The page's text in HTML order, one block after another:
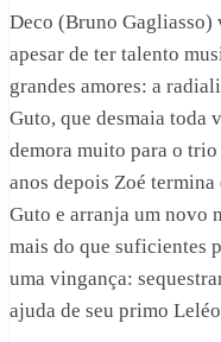
Deco (Bruno Gagliasso)
apesar de ter talento
grandes amores: a
Guto, que desmaia toda
demora muito para o
anos depois Zoé
Guto e arranja um novo
mais do que suficientes
uma vingança:
ajuda de seu primo